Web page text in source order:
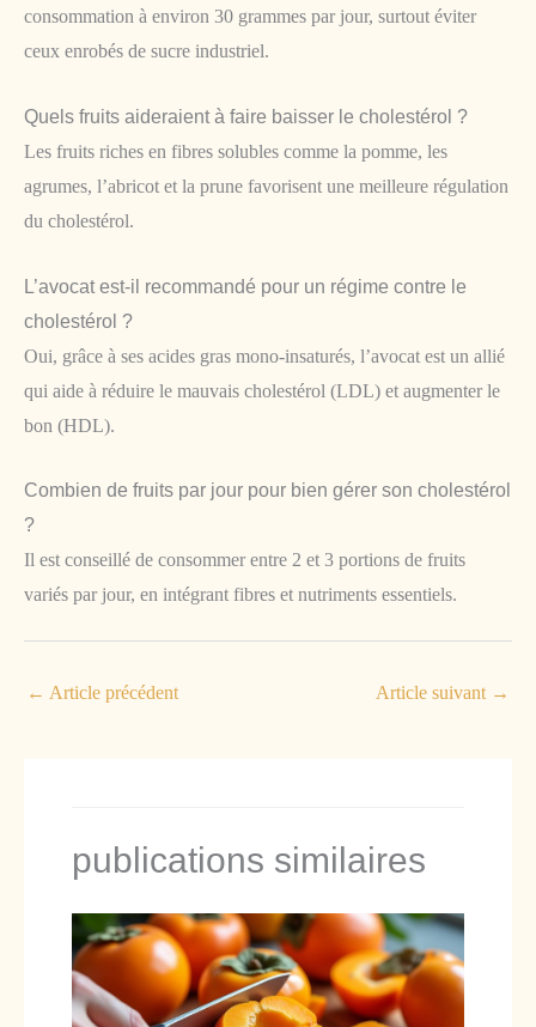
consommation à environ 30 grammes par jour, surtout éviter
ceux enrobés de sucre industriel.
Quels fruits aideraient à faire baisser le cholestérol ?
Les fruits riches en fibres solubles comme la pomme, les
agrumes, l’abricot et la prune favorisent une meilleure régulation
du cholestérol.
L’avocat est-il recommandé pour un régime contre le
cholestérol ?
Oui, grâce à ses acides gras mono-insaturés, l’avocat est un allié
qui aide à réduire le mauvais cholestérol (LDL) et augmenter le
bon (HDL).
Combien de fruits par jour pour bien gérer son cholestérol
?
Il est conseillé de consommer entre 2 et 3 portions de fruits
variés par jour, en intégrant fibres et nutriments essentiels.
← Article précédent Article suivant →
publications similaires